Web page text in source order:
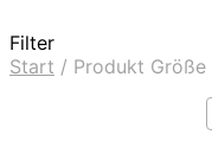
Filter
Start / Produkt Größe